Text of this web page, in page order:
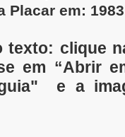
Placar em: 1983
texto: clique
em “Abrir
e a